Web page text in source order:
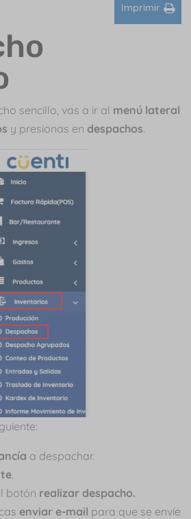
Imprimir
sencillo, vas a ir al menú lateral
y presionas en despachos.
a despachar.
.
botón realizar despacho.
enviar e-mail para que se envíe